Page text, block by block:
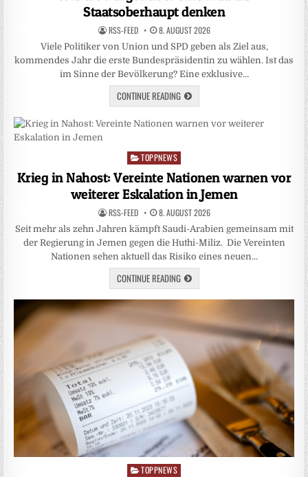
Staatsoberhaupt denken
RSS-FEED 8. AUGUST 2026
Viele Politiker von Union und SPD geben als Ziel aus,
kommendes Jahr die erste Bundespräsidentin zu wählen. Ist das
im Sinne der Bevölkerung? Eine exklusive…
CONTINUE READING
Posted
TOPPNEWS
Krieg in Nahost: Vereinte Nationen warnen vor
weiterer Eskalation in Jemen
RSS-FEED 8. AUGUST 2026
Seit mehr als zehn Jahren kämpft Saudi-Arabien gemeinsam mit
der Regierung in Jemen gegen die Huthi-Miliz. Die Vereinten
Nationen sehen aktuell das Risiko eines neuen…
CONTINUE READING
Posted
TOPPNEWS